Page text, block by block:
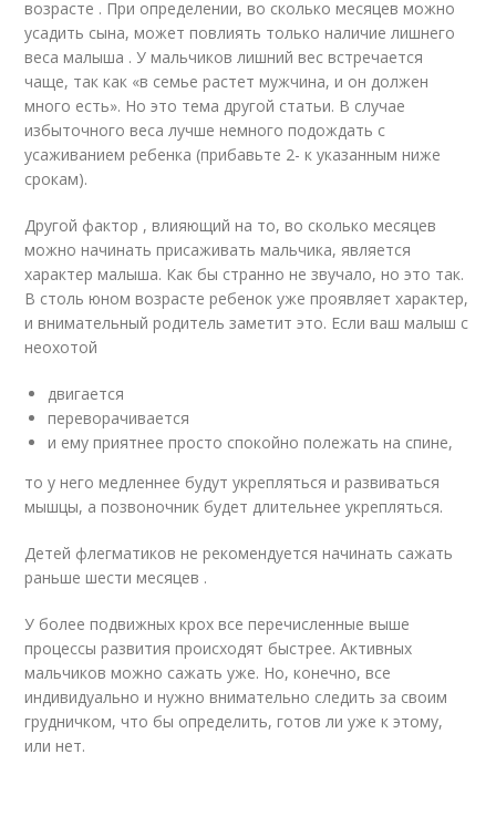
возрасте . При определении, во сколько месяцев можно
усадить сына, может повлиять только наличие лишнего
веса малыша . У мальчиков лишний вес встречается
чаще, так как «в семье растет мужчина, и он должен
много есть». Но это тема другой статьи. В случае
избыточного веса лучше немного подождать с
усаживанием ребенка (прибавьте 2- к указанным ниже
срокам).
Другой фактор , влияющий на то, во сколько месяцев
можно начинать присаживать мальчика, является
характер малыша. Как бы странно не звучало, но это так.
В столь юном возрасте ребенок уже проявляет характер,
и внимательный родитель заметит это. Если ваш малыш с
неохотой
двигается
переворачивается
и ему приятнее просто спокойно полежать на спине,
то у него медленнее будут укрепляться и развиваться
мышцы, а позвоночник будет длительнее укрепляться.
Детей флегматиков не рекомендуется начинать сажать
раньше шести месяцев .
У более подвижных крох все перечисленные выше
процессы развития происходят быстрее. Активных
мальчиков можно сажать уже. Но, конечно, все
индивидуально и нужно внимательно следить за своим
грудничком, что бы определить, готов ли уже к этому,
или нет.